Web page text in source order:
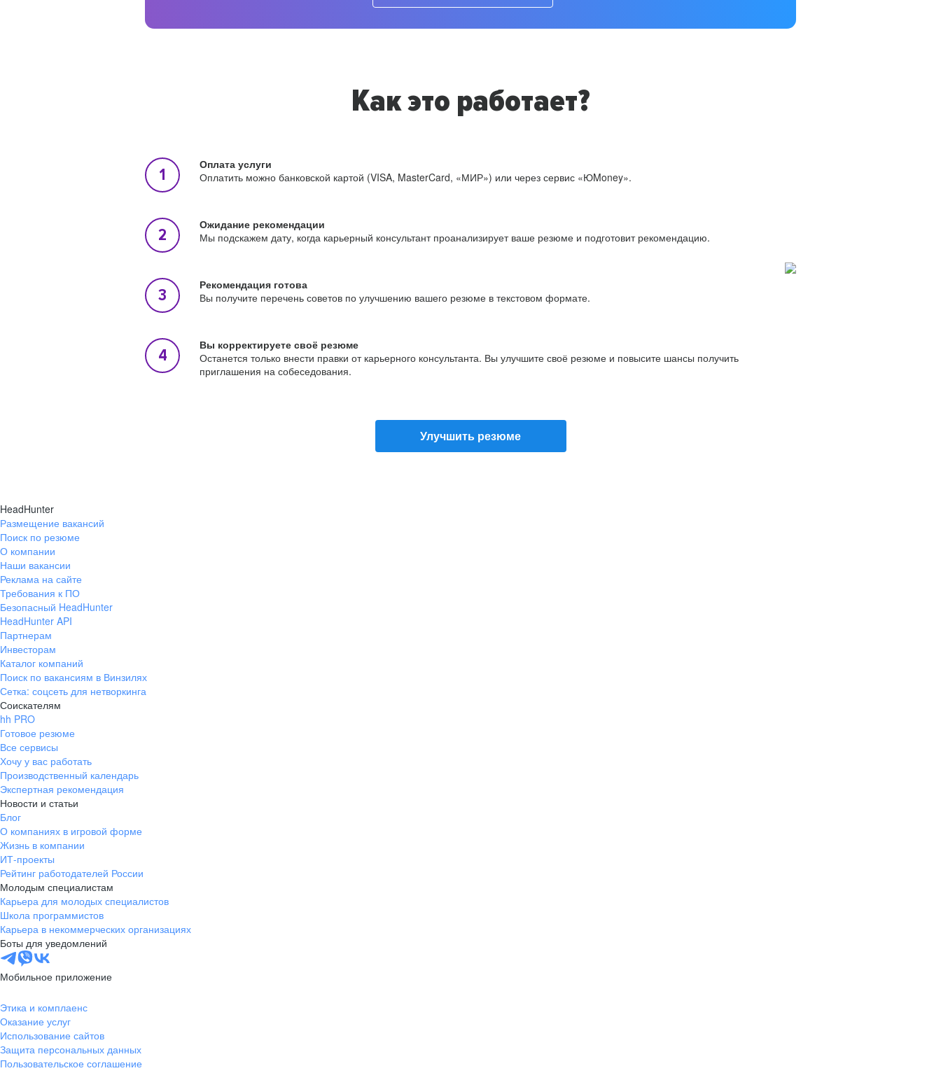
Как это работает?
Оплата услуги
Оплатить можно банковской картой (VISA, MasterCard, «МИР») или через сервис «ЮMoney».
Ожидание рекомендации
Мы подскажем дату, когда карьерный консультант проанализирует ваше резюме и подготовит рекомендацию.
Рекомендация готова
Вы получите перечень советов по улучшению вашего резюме в текстовом формате.
Вы корректируете своё резюме
Останется только внести правки от карьерного консультанта. Вы улучшите своё резюме и повысите шансы получить
приглашения на собеседования.
Улучшить резюме
HeadHunter
Размещение вакансий
Поиск по резюме
О компании
Наши вакансии
Реклама на сайте
Требования к ПО
Безопасный HeadHunter
HeadHunter API
Партнерам
Инвесторам
Каталог компаний
Поиск по вакансиям в Винзилях
Сетка: соцсеть для нетворкинга
Соискателям
hh PRO
Готовое резюме
Все сервисы
Хочу у вас работать
Производственный календарь
Экспертная рекомендация
Новости и статьи
Блог
О компаниях в игровой форме
Жизнь в компании
ИТ-проекты
Рейтинг работодателей России
Молодым специалистам
Карьера для молодых специалистов
Школа программистов
Карьера в некоммерческих организациях
Боты для уведомлений
Мобильное приложение
Этика и комплаенс
Оказание услуг
Использование сайтов
Защита персональных данных
Пользовательское соглашение